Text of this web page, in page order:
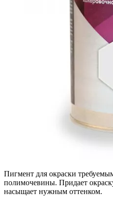
Пигмент для окраски
полимочевины. Придает
насыщает нужным оттенком.